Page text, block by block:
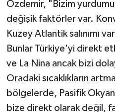
Özdemir, "Bizim
değişik faktörler var.
Kuzey Atlantik salınımı
Bunlar Türkiye'yi direkt
ve La Nina ancak bizi
Oradaki sıcaklıkların
bölgelerde, Pasifik
bize direkt olarak değil,